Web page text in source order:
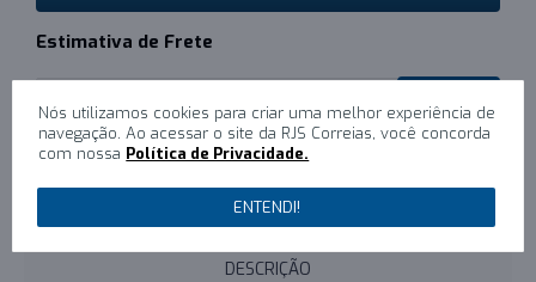
Estimativa de Frete
Escreva um comentário
DESCRIÇÃO
Nós utilizamos cookies para criar uma melhor experiência de
navegação. Ao acessar o site da RJS Correias, você concorda
com nossa Política de Privacidade.
ENTENDI!